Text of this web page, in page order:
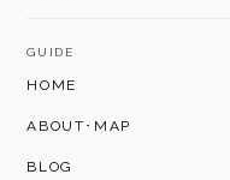
GUIDE
HOME
ABOUT･MAP
BLOG